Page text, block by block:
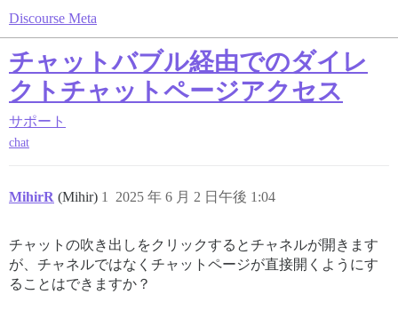
Discourse Meta
チャットバブル経由でのダイレ
クトチャットページアクセス
サポート
chat
MihirR (Mihir) 2025 年 6 月 2 日午後 1:04
1
チャットの吹き出しをクリックするとチャネルが開きます
が、チャネルではなくチャットページが直接開くようにす
ることはできますか？